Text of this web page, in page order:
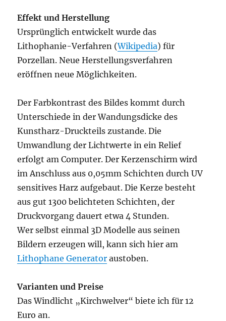
Effekt und Herstellung
Ursprünglich entwickelt wurde das
Lithophanie-Verfahren (Wikipedia) für
Porzellan. Neue Herstellungsverfahren
eröffnen neue Möglichkeiten.
Der Farbkontrast des Bildes kommt durch
Unterschiede in der Wandungsdicke des
Kunstharz-Druckteils zustande. Die
Umwandlung der Lichtwerte in ein Relief
erfolgt am Computer. Der Kerzenschirm wird
im Anschluss aus 0,05mm Schichten durch UV
sensitives Harz aufgebaut. Die Kerze besteht
aus gut 1300 belichteten Schichten, der
Druckvorgang dauert etwa 4 Stunden.
Wer selbst einmal 3D Modelle aus seinen
Bildern erzeugen will, kann sich hier am
Lithophane Generator austoben.
Varianten und Preise
Das Windlicht „Kirchwelver“ biete ich für 12
Euro an.